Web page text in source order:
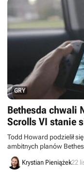
GRY
Bethesda chwali
Scrolls VI stanie
Todd Howard podzielił
ambitnych planów
niedawno
sprawić, by szósta część
Krystian Pieniążek22